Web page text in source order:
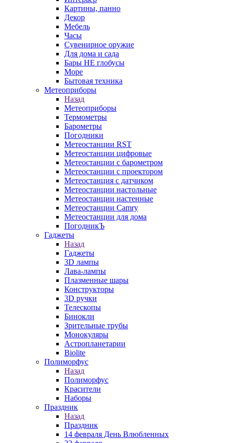
Картины, панно
Декор
Мебель
Часы
Сувенирное оружие
Для дома и сада
Бары НЕ глобусы
Море
Бытовая техника
Метеоприборы
Назад
Метеоприборы
Термометры
Барометры
Погодники
Метеостанции RST
Метеостанции цифровые
Метеостанции с барометром
Метеостанции с проектором
Метеостанция с датчиком
Метеостанции настольные
Метеостанции настенные
Метеостанции Camry
Метеостанции для дома
ПогодникЪ
Гаджеты
Назад
Гаджеты
3D лампы
Лава-лампы
Плазменные шары
Конструкторы
3D ручки
Телескопы
Бинокли
Зрительные трубы
Монокуляры
Астропланетарии
Biolite
Полиморфус
Назад
Полиморфус
Красители
Наборы
Праздник
Назад
Праздник
14 февраля День Влюбленных